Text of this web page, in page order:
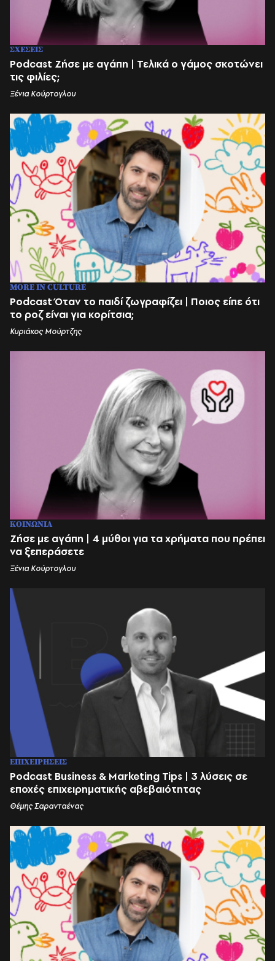
ΣΧΕΣΕΙΣ
Podcast Ζήσε με αγάπη | Τελικά ο γάμος σκοτώνει
τις φιλίες;
Ξένια Κούρτογλου
MORE IN CULTURE
Podcast Όταν το παιδί ζωγραφίζει | Ποιος είπε ότι
το ροζ είναι για κορίτσια;
Κυριάκος Μούρτζης
ΚΟΙΝΩΝΙΑ
Ζήσε με αγάπη | 4 μύθοι για τα χρήματα που πρέπει
να ξεπεράσετε
Ξένια Κούρτογλου
ΕΠΙΧΕΙΡΗΣΕΙΣ
Podcast Business & Marketing Tips | 3 λύσεις σε
εποχές επιχειρηματικής αβεβαιότητας
Θέμης Σαρανταένας